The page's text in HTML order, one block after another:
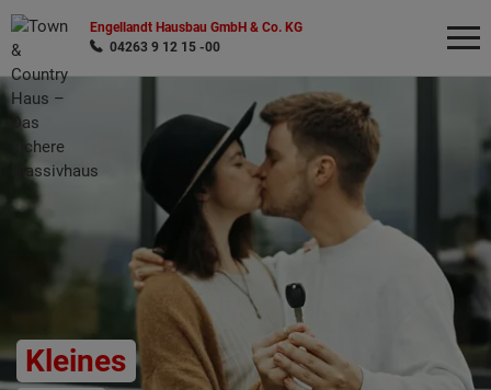
Engellandt Hausbau GmbH & Co. KG
04263 9 12 15 -00
Kleines
Wonach möchten Sie suchen?